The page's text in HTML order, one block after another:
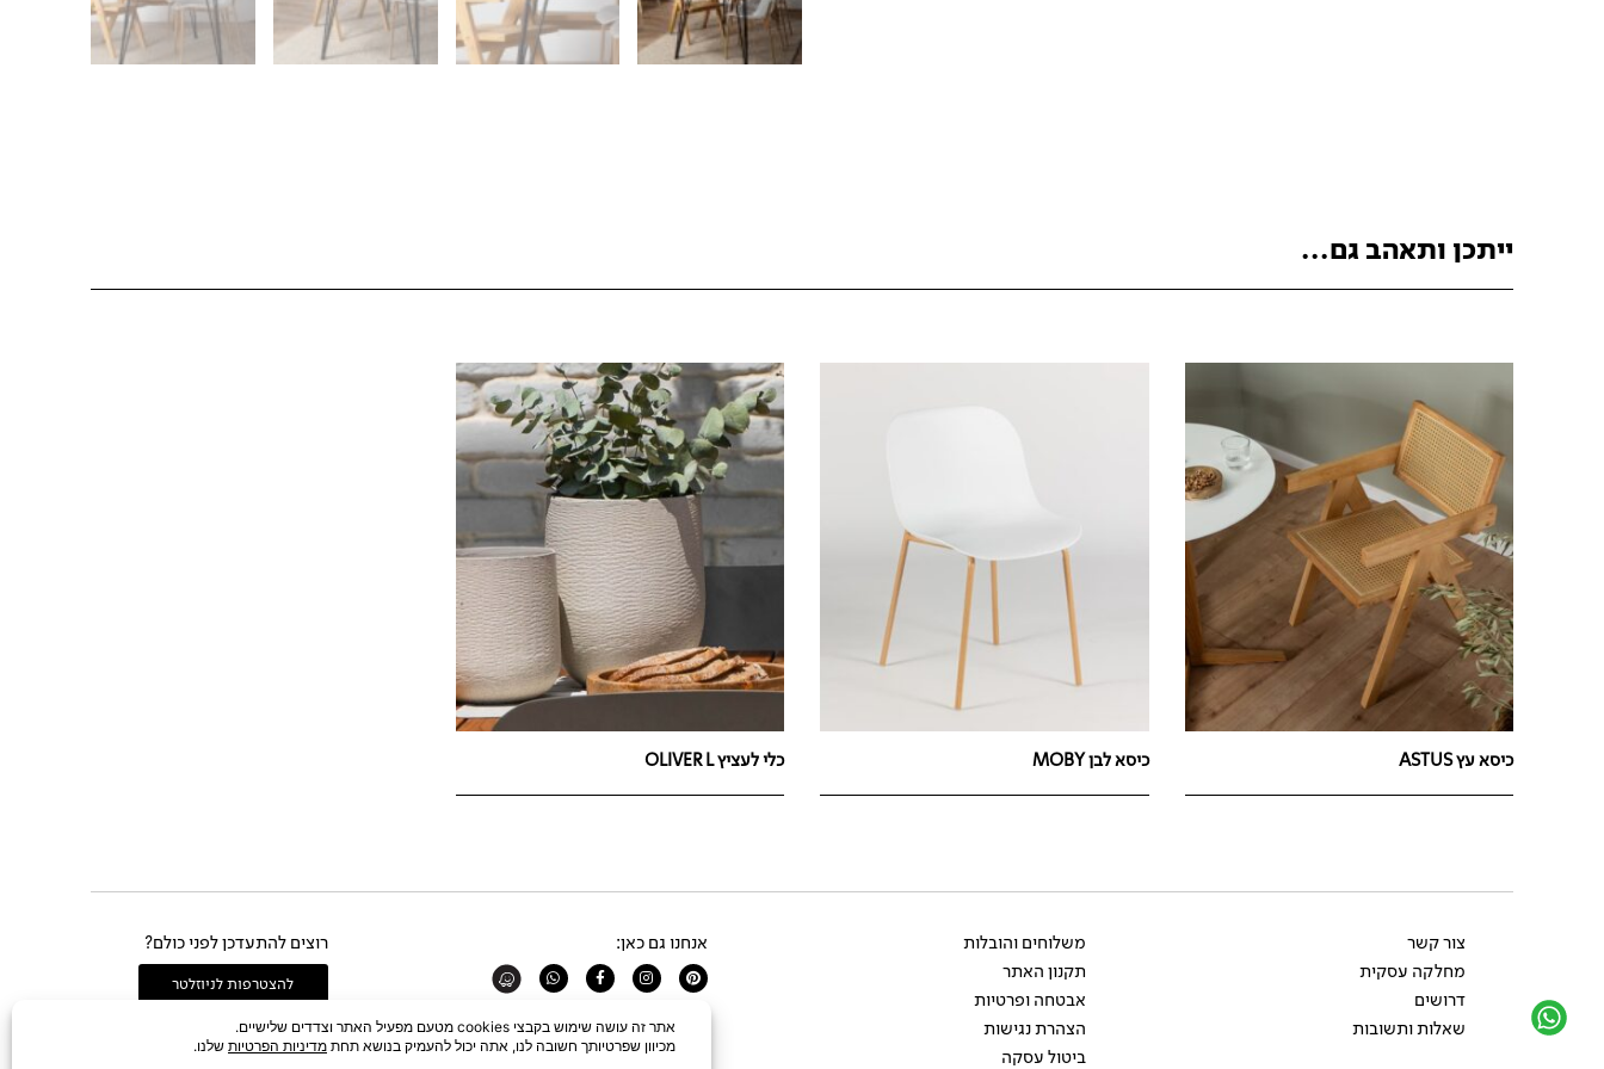
ייתכן ותאהב גם...
כיסא עץ ASTUS כיסא לבן MOBY כלי לעציץ OLIVER L
צור קשר
מחלקה עסקית
דרושים
שאלות ותשובות
משלוחים והובלות
תקנון האתר
אבטחה ופרטיות
הצהרת נגישות
ביטול עסקה
אנחנו גם כאן:
Pinterest
Instagram
Facebook-
f
Whatsapp
רוצים להתעדכן לפני כולם?
להצטרפות לניוזלטר